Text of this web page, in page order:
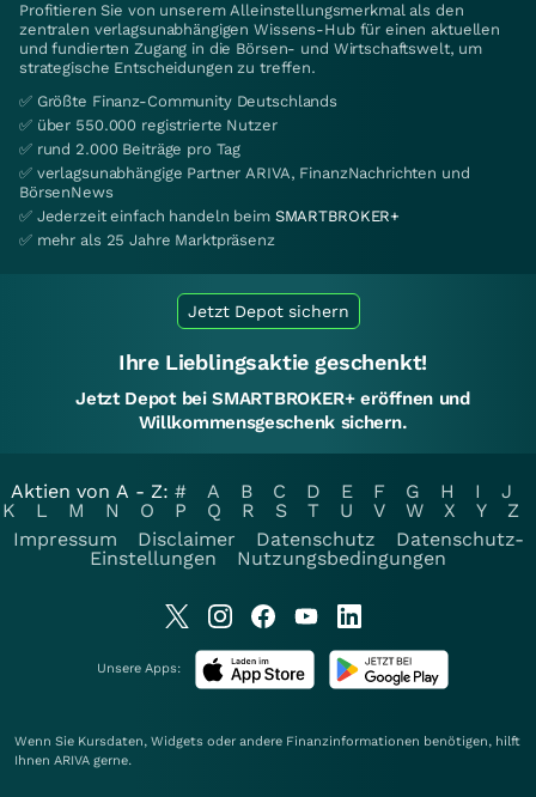
Profitieren Sie von unserem Alleinstellungsmerkmal als den
zentralen verlagsunabhängigen Wissens-Hub für einen aktuellen
und fundierten Zugang in die Börsen- und Wirtschaftswelt, um
strategische Entscheidungen zu treffen.
✅ Größte Finanz-Community Deutschlands
✅ über 550.000 registrierte Nutzer
✅ rund 2.000 Beiträge pro Tag
✅ verlagsunabhängige Partner ARIVA, FinanzNachrichten und
BörsenNews
✅ Jederzeit einfach handeln beim SMARTBROKER+
✅ mehr als 25 Jahre Marktpräsenz
Jetzt Depot sichern
Ihre Lieblingsaktie geschenkt!
Jetzt Depot bei SMARTBROKER+ eröffnen und
Willkommensgeschenk sichern.
Aktien von A - Z: # A B C D E F G H I
J
K
L M N O P Q R S T U V W X Y
Z
Impressum
Disclaimer Datenschutz
Datenschutz-
Einstellungen
Nutzungsbedingungen
Unsere Apps:
Wenn Sie Kursdaten, Widgets oder andere Finanzinformationen benötigen, hilft
Ihnen ARIVA gerne.